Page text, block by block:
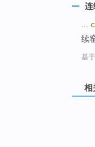
连
续
基
相